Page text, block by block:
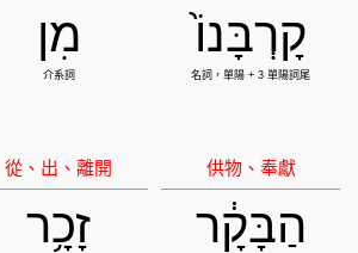
קָרְבָּנוֹ֙ מִן
הַבָּקָ֔ר זָכָ֥ר